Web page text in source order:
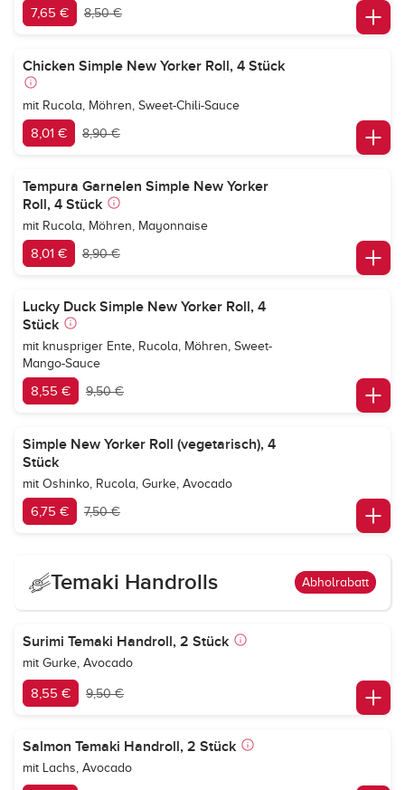
7,65 € 8,50 €
Chicken Simple New Yorker Roll, 4 Stück
mit Rucola, Möhren, Sweet-Chili-Sauce
8,01 € 8,90 €
Tempura Garnelen Simple New Yorker
Roll, 4 Stück
mit Rucola, Möhren, Mayonnaise
8,01 € 8,90 €
Lucky Duck Simple New Yorker Roll, 4
Stück
mit knuspriger Ente, Rucola, Möhren, Sweet-
Mango-Sauce
8,55 € 9,50 €
Simple New Yorker Roll (vegetarisch), 4
Stück
mit Oshinko, Rucola, Gurke, Avocado
6,75 € 7,50 €
Temaki Handrolls Abholrabatt
Surimi Temaki Handroll, 2 Stück
mit Gurke, Avocado
8,55 € 9,50 €
Salmon Temaki Handroll, 2 Stück
mit Lachs, Avocado